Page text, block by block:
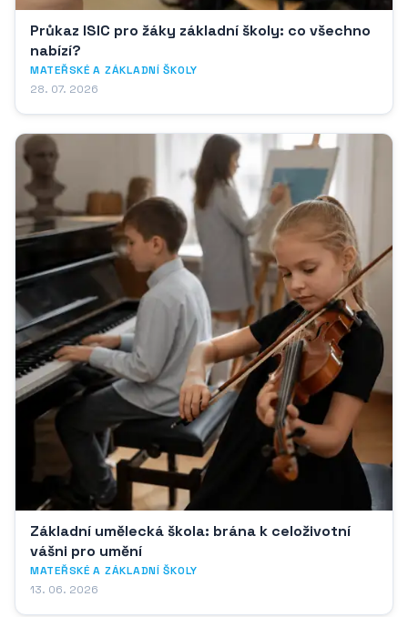
Průkaz ISIC pro žáky základní školy: co všechno
nabízí?
MATEŘSKÉ A ZÁKLADNÍ ŠKOLY
28. 07. 2026
Základní umělecká škola: brána k celoživotní
vášni pro umění
MATEŘSKÉ A ZÁKLADNÍ ŠKOLY
13. 06. 2026